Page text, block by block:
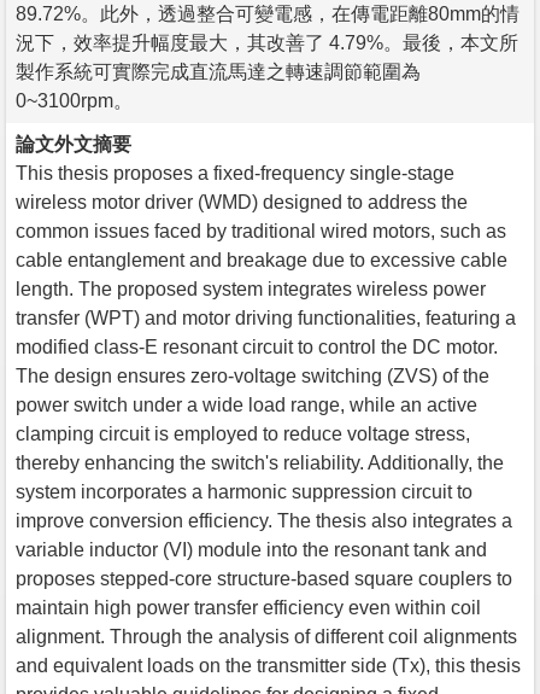
89.72%。此外，透過整合可變電感，在傳電距離80mm的情
況下，效率提升幅度最大，其改善了 4.79%。最後，本文所
製作系統可實際完成直流馬達之轉速調節範圍為
0~3100rpm。
論文外文摘要
This thesis proposes a fixed-frequency single-stage
wireless motor driver (WMD) designed to address the
common issues faced by traditional wired motors, such as
cable entanglement and breakage due to excessive cable
length. The proposed system integrates wireless power
transfer (WPT) and motor driving functionalities, featuring a
modified class-E resonant circuit to control the DC motor.
The design ensures zero-voltage switching (ZVS) of the
power switch under a wide load range, while an active
clamping circuit is employed to reduce voltage stress,
thereby enhancing the switch's reliability. Additionally, the
system incorporates a harmonic suppression circuit to
improve conversion efficiency. The thesis also integrates a
variable inductor (VI) module into the resonant tank and
proposes stepped-core structure-based square couplers to
maintain high power transfer efficiency even within coil
alignment. Through the analysis of different coil alignments
and equivalent loads on the transmitter side (Tx), this thesis